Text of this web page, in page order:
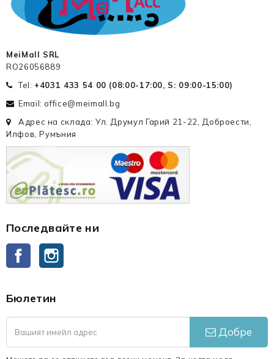
MeiMall SRL
RO26056889
Tel: +4031 433 54 00 (08:00-17:00, S: 09:00-15:00)
Email: office@meimall.bg
Адрес на склада: Ул. Друмул Гарий 21-22, Доброести,
Илфов, Румъния
Последвайте ни
Facebook
Бюлетин
Добре